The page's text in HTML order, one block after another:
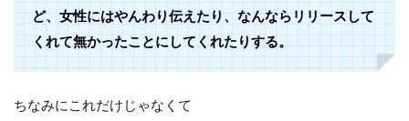
ど、女性にはやんわり伝えたり、なんならリリースして
くれて無かったことにしてくれたりする。
ちなみにこれだけじゃなくて